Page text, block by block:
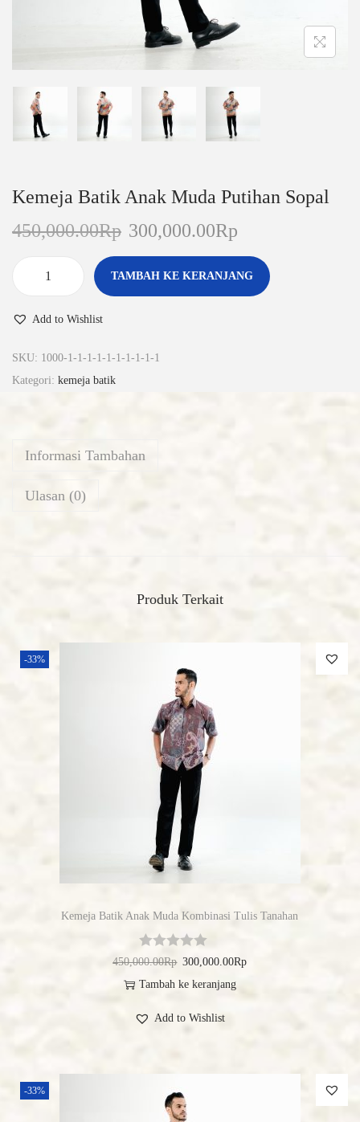
Kemeja Batik Anak Muda Putihan Sopal
450,000.00Rp 300,000.00Rp
TAMBAH KE KERANJANG
Add to Wishlist
SKU: 1000-1-1-1-1-1-1-1-1-1-1
Kategori: kemeja batik
Informasi Tambahan
Ulasan (0)
Produk Terkait
-33%
Kemeja Batik Anak Muda Kombinasi Tulis Tanahan
450,000.00Rp 300,000.00Rp
Tambah ke keranjang
Add to Wishlist
-33%